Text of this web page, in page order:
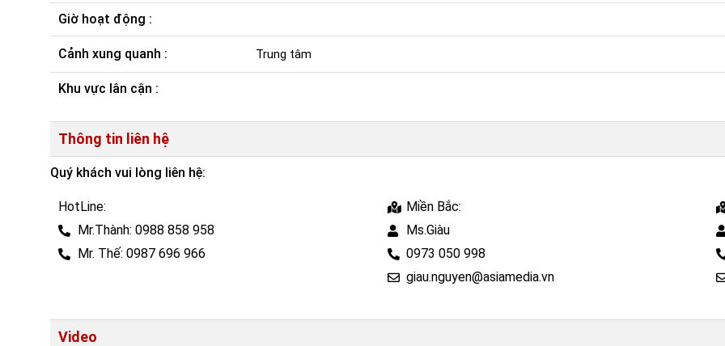
Giờ hoạt động :
Cảnh xung quanh : Trung tâm
Khu vực lân cận :
Thông tin liên hệ
Quý khách vui lòng liên hệ:
HotLine:
Mr.Thành: 0988 858 958
Mr. Thế: 0987 696 966
Miền Bắc:
Ms.Giàu
0973 050 998
giau.nguyen@asiamedia.vn
Video